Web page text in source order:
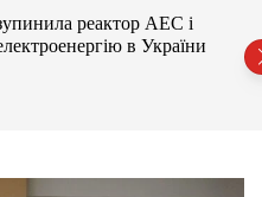
о
л
ь
г
реактор АЕС і
в України